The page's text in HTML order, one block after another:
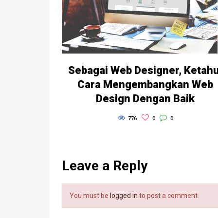
Sebagai Web Designer,
Cara Mengembangkan Web
Design Dengan Baik
776 0 0
Leave a Reply
You must be logged in to post a comment.